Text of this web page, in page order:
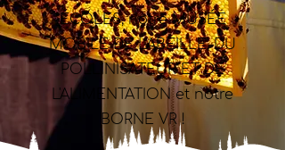
ÉCOLES, notre MUSÉE
MOBILE DE L'ABEILLE, DU
POLLINISATEUR ET DE
L'ALIMENTATION et notre
BORNE VR !